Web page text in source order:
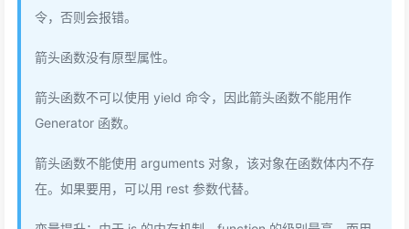
令，否则会报错。
箭头函数没有原型属性。
箭头函数不可以使用 yield 命令，因此箭头函数不能用作
Generator 函数。
箭头函数不能使用 arguments 对象，该对象在函数体内不存
在。如果要用，可以用 rest 参数代替。